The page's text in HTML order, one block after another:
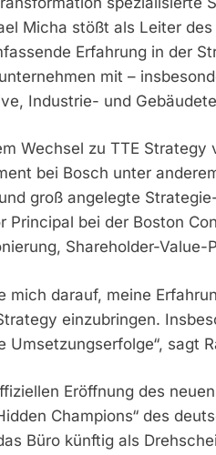
Micha stößt als Leiter
Erfahrung in der
mit –
Industrie- und
Wechsel zu TTE
bei Bosch unter
groß angelegte
Principal bei der Boston
Shareholder-
mich darauf, meine
einzubringen.
Umsetzungserfolge“, sagt
Eröffnung des
Champions“ des
Büro künftig als